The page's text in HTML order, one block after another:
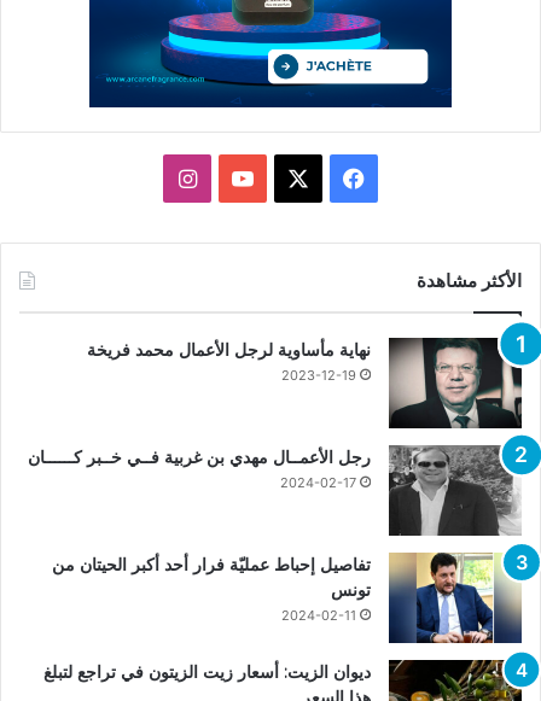
فيسبوك يوتيوبانستقرام
الأكثر مشاهدة
نهاية مأساوية لرجل الأعمال محمد فريخة
2023-12-19
رجل الأعمــال مهدي بن غربية فــي خــبر كــــــان
2024-02-17
تفاصيل إحباط عمليّة فرار أحد أكبر الحيتان من
تونس
2024-02-11
ديوان الزيت: أسعار زيت الزيتون في تراجع لتبلغ